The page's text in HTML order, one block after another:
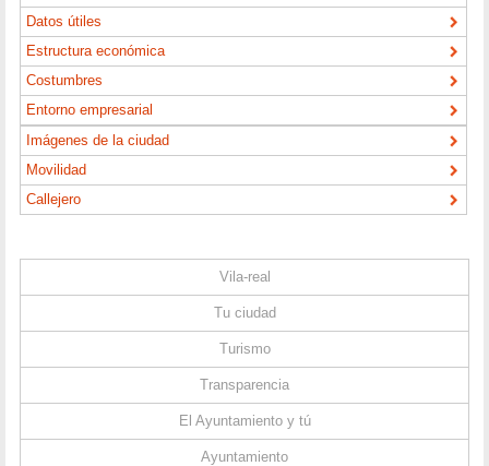
Datos útiles
Estructura económica
Costumbres
Entorno empresarial
Imágenes de la ciudad
Movilidad
Callejero
Vila-real
Tu ciudad
Turismo
Transparencia
El Ayuntamiento y tú
Ayuntamiento